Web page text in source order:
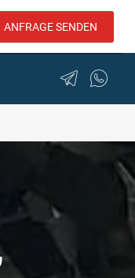
ANFRAGE SENDEN